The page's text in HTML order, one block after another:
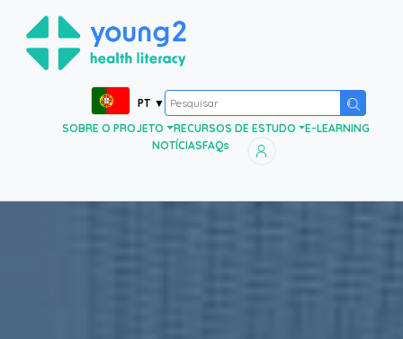
PT ▼
SOBRE O PROJETO
RECURSOS DE ESTUDO
E-LEARNING
NOTÍCIASFAQs